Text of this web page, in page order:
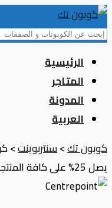
Skip
content
الرئيسية
المتاجر
المدونة
العربية
كوبون تك>سنتربوينت>
يصل 25% على كافة المنتجات